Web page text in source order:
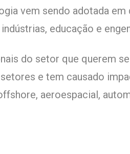
vem sendo adotada em
educação e
do setor que querem
e tem causado
aeroespacial,